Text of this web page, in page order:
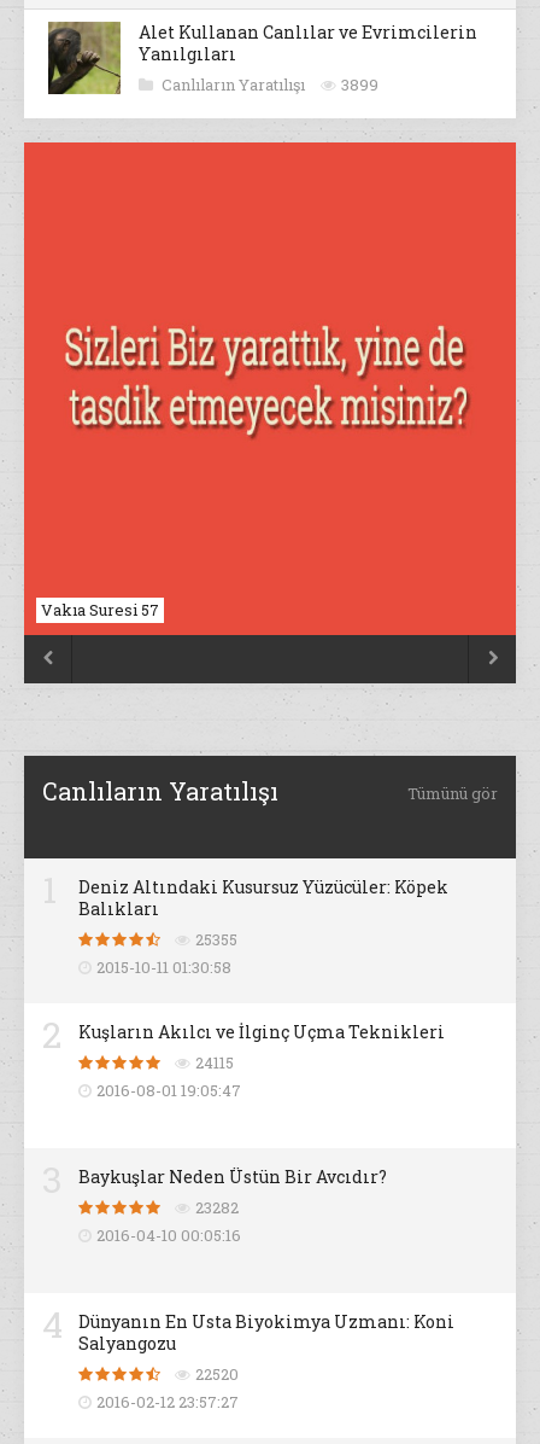
Alet Kullanan Canlılar ve Evrimcilerin
Yanılgıları
Canlıların Yaratılışı 3899
Nahl Suresi 17
 
Canlıların Yaratılışı Tümünü gör
Deniz Altındaki Kusursuz Yüzücüler: Köpek
Balıkları
25355
2015-10-11 01:30:58
2 Kuşların Akılcı ve İlginç Uçma Teknikleri
24115
2016-08-01 19:05:47
Baykuşlar Neden Üstün Bir Avcıdır?
23282
2016-04-10 00:05:16
4
Dünyanın En Usta Biyokimya Uzmanı: Koni
Salyangozu
22520
2016-02-12 23:57:27